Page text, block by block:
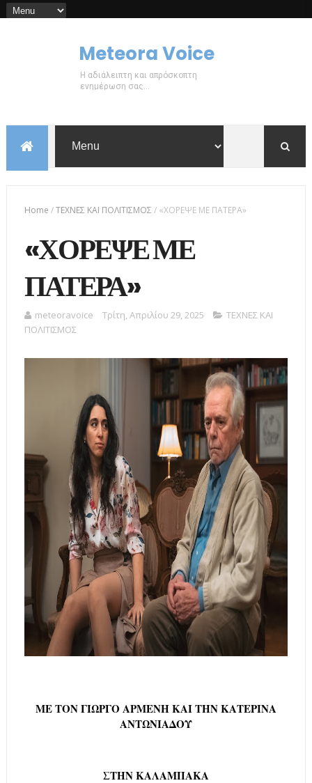
Meteora Voice
Η αδιάλειπτη και απρόσκοπτη
ενημέρωση σας...
Home /ΤΕΧΝΕΣ ΚΑΙ ΠΟΛΙΤΙΣΜΟΣ / «ΧΟΡΕΨΕ ΜΕ ΠΑΤΕΡΑ»
«ΧΟΡΕΨΕ ΜΕ
ΠΑΤΕΡΑ»
meteoravoice Τρίτη, Απριλίου 29, 2025
ΤΕΧΝΕΣ ΚΑΙ
ΠΟΛΙΤΙΣΜΟΣ
ΜΕ ΤΟΝ ΓΙΩΡΓΟ ΑΡΜΕΝΗ ΚΑΙ ΤΗΝ ΚΑΤΕΡΙΝΑ
ΑΝΤΩΝΙΑΔΟΥ
ΣΤΗΝ ΚΑΛΑΜΠΑΚΑ